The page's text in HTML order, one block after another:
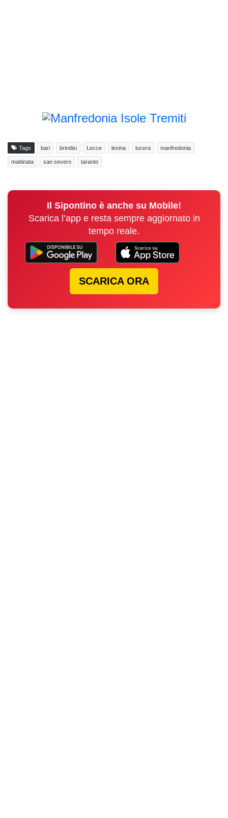
Tags bari brindisi Lecce lesina lucera manfredonia
mattinata san severo taranto
Il Sipontino è anche su Mobile!
Scarica l’app e resta sempre aggiornato in
tempo reale.
SCARICA ORA